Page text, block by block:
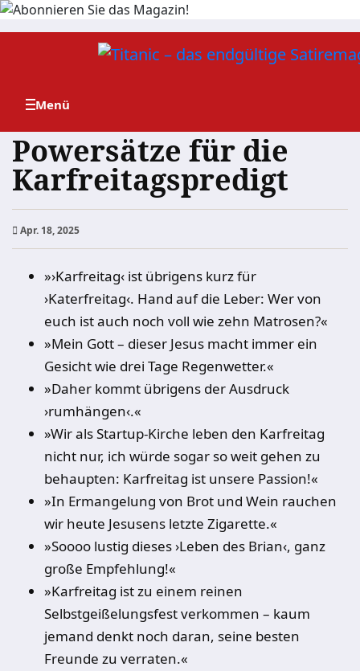
Zum
Powersätze für die
Karfreitagspredigt
Apr. 18, 2025
»›Karfreitag‹ ist übrigens kurz für
›Katerfreitag‹. Hand auf die Leber: Wer von
euch ist auch noch voll wie zehn Matrosen?«
»Mein Gott – dieser Jesus macht immer ein
Gesicht wie drei Tage Regenwetter.«
»Daher kommt übrigens der Ausdruck
›rumhängen‹.«
»Wir als Startup-Kirche leben den Karfreitag
nicht nur, ich würde sogar so weit gehen zu
behaupten: Karfreitag ist unsere Passion!«
»In Ermangelung von Brot und Wein rauchen
wir heute Jesusens letzte Zigarette.«
»Soooo lustig dieses ›Leben des Brian‹, ganz
große Empfehlung!«
»Karfreitag ist zu einem reinen
Selbstgeißelungsfest verkommen – kaum
jemand denkt noch daran, seine besten
Freunde zu verraten.«